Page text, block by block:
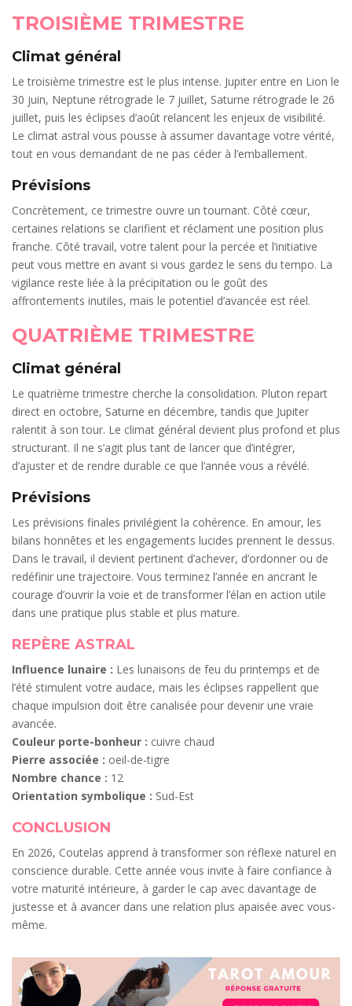
TROISIÈME TRIMESTRE
Climat général
Le troisième trimestre est le plus intense. Jupiter entre en Lion le
30 juin, Neptune rétrograde le 7 juillet, Saturne rétrograde le 26
juillet, puis les éclipses d’août relancent les enjeux de visibilité.
Le climat astral vous pousse à assumer davantage votre vérité,
tout en vous demandant de ne pas céder à l’emballement.
Prévisions
Concrètement, ce trimestre ouvre un tournant. Côté cœur,
certaines relations se clarifient et réclament une position plus
franche. Côté travail, votre talent pour la percée et l’initiative
peut vous mettre en avant si vous gardez le sens du tempo. La
vigilance reste liée à la précipitation ou le goût des
affrontements inutiles, mais le potentiel d’avancée est réel.
QUATRIÈME TRIMESTRE
Climat général
Le quatrième trimestre cherche la consolidation. Pluton repart
direct en octobre, Saturne en décembre, tandis que Jupiter
ralentit à son tour. Le climat général devient plus profond et plus
structurant. Il ne s’agit plus tant de lancer que d’intégrer,
d’ajuster et de rendre durable ce que l’année vous a révélé.
Prévisions
Les prévisions finales privilégient la cohérence. En amour, les
bilans honnêtes et les engagements lucides prennent le dessus.
Dans le travail, il devient pertinent d’achever, d’ordonner ou de
redéfinir une trajectoire. Vous terminez l’année en ancrant le
courage d’ouvrir la voie et de transformer l’élan en action utile
dans une pratique plus stable et plus mature.
REPÈRE ASTRAL
Influence lunaire : Les lunaisons de feu du printemps et de
l’été stimulent votre audace, mais les éclipses rappellent que
chaque impulsion doit être canalisée pour devenir une vraie
avancée.
Couleur porte-bonheur : cuivre chaud
Pierre associée : oeil-de-tigre
Nombre chance : 12
Orientation symbolique : Sud-Est
CONCLUSION
En 2026, Coutelas apprend à transformer son réflexe naturel en
conscience durable. Cette année vous invite à faire confiance à
votre maturité intérieure, à garder le cap avec davantage de
justesse et à avancer dans une relation plus apaisée avec vous-
même.